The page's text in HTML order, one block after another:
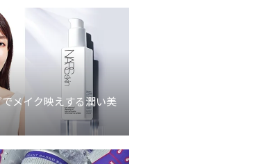
メイク映えする潤い美